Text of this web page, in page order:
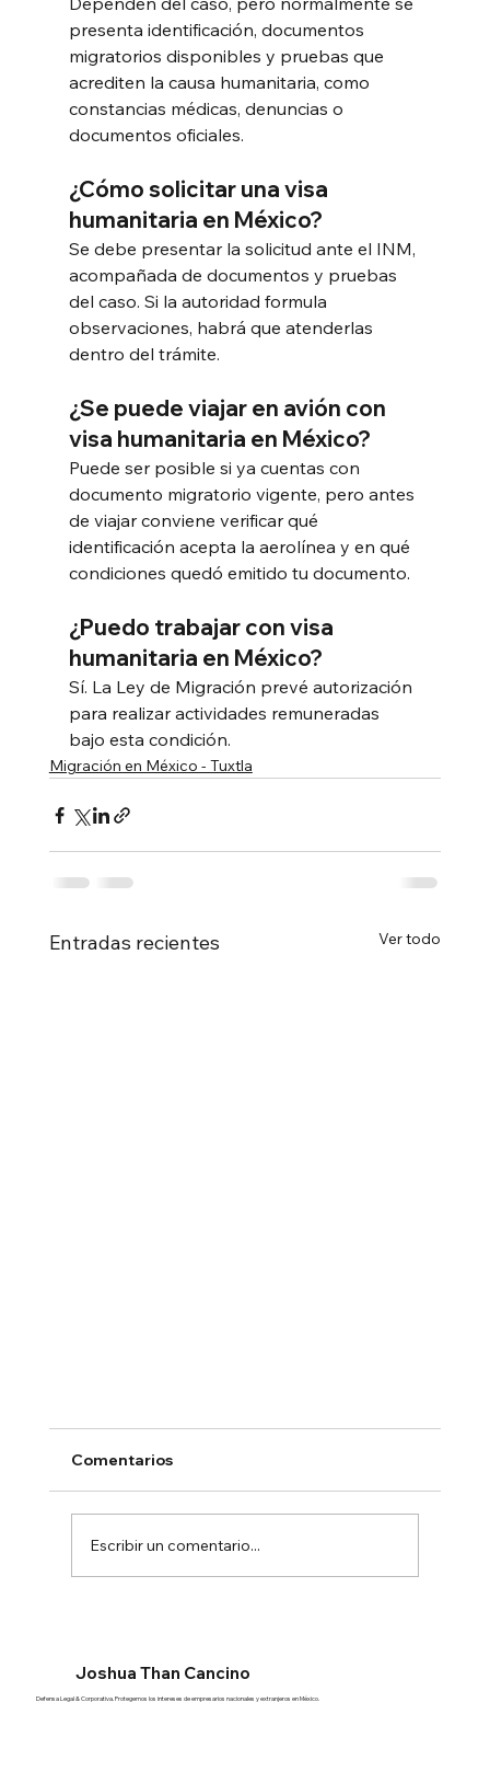
presenta identificación, documentos
migratorios disponibles y pruebas que
acrediten la causa humanitaria, como
constancias médicas, denuncias o
documentos oficiales.
¿Cómo solicitar una visa
humanitaria en México?
Se debe presentar la solicitud ante el INM,
acompañada de documentos y pruebas
del caso. Si la autoridad formula
observaciones, habrá que atenderlas
dentro del trámite.
¿Se puede viajar en avión con
visa humanitaria en México?
Puede ser posible si ya cuentas con
documento migratorio vigente, pero antes
de viajar conviene verificar qué
identificación acepta la aerolínea y en qué
condiciones quedó emitido tu documento.
¿Puedo trabajar con visa
humanitaria en México?
Sí. La Ley de Migración prevé autorización
para realizar actividades remuneradas
bajo esta condición.
Migración en México - Tuxtla
Entradas recientes Ver todo
¿Qué necesita un extranjero para trabajar
Comentarios
Escribir un comentario...
Joshua Than Cancino
Defensa Legal & Corporativa. Protegemos los intereses de empresarios nacionales y extranjeros en México.